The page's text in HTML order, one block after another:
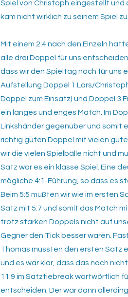
Spiel von Christoph eingestellt und
kam nicht wirklich zu seinem Spiel
Mit einem 2:4 nach den Einzeln
alle drei Doppel für uns
dass wir den Spieltag noch für uns
Aufstellung Doppel 1 Lars/
Doppel zum Einsatz) und Doppel 3
ein langes und enges Match. Im
Linkshänder gegenüber und somit
richtig guten Doppel mit vielen
wir die vielen Spielbälle nicht und
Satz war es ein klasse Spiel. Eine
mögliche 4:1-Führung, so dass es
Beim 5:5 mußten wir wie im ersten
Satz mit 5:7 und somit das Match
trotz starken Doppels nicht auf
Gegner den Tick besser waren.
Thomas mussten den ersten Satz
und es war klar, dass das noch
11:9 im Satztiebreak wortwörtlich
entscheiden. Der war dann